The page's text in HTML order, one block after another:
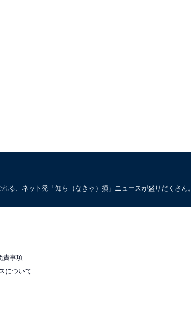
る、ネット発「知ら（なきゃ）損」ニュースが盛りだくさん。
責事項
について